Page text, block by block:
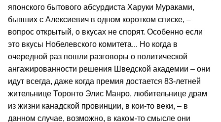
японского бытового абсурдиста Харуки Мураками,
бывших с Алексиевич в одном коротком списке, –
вопрос открытый, о вкусах не спорят. Особенно если
это вкусы Нобелевского комитета... Но когда в
очередной раз пошли разговоры о политической
ангажированности решения Шведской академии – они
идут всегда, даже когда премия достается 83-летней
жительнице Торонто Элис Манро, любительнице драм
из жизни канадской провинции, в кои-то веки, – в
данном случае, возможно, в каком-то смысле они